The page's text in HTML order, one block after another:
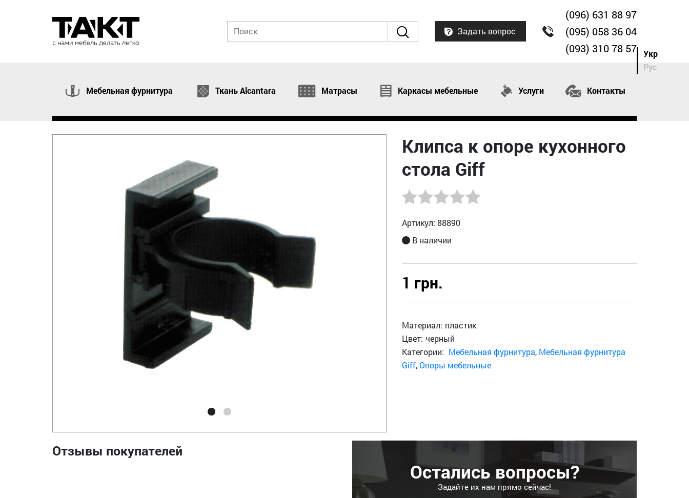
Задать вопрос
(096) 631 88 97
(095) 058 36 04
(093) 310 78 57
Мебельная фурнитура Ткань Alcantara Матрасы Каркасы мебельные Услуги Контакты
Укр
Рус
Клипса к опоре кухонного
стола Giff
Артикул: 88890
В наличии
1 грн.
Материал: пластик
Цвет: черный
Категории: Мебельная фурнитура, Мебельная фурнитура
Giff,Опоры мебельные
Отзывы покупателей
Остались вопросы?
Задайте их нам прямо сейчас!